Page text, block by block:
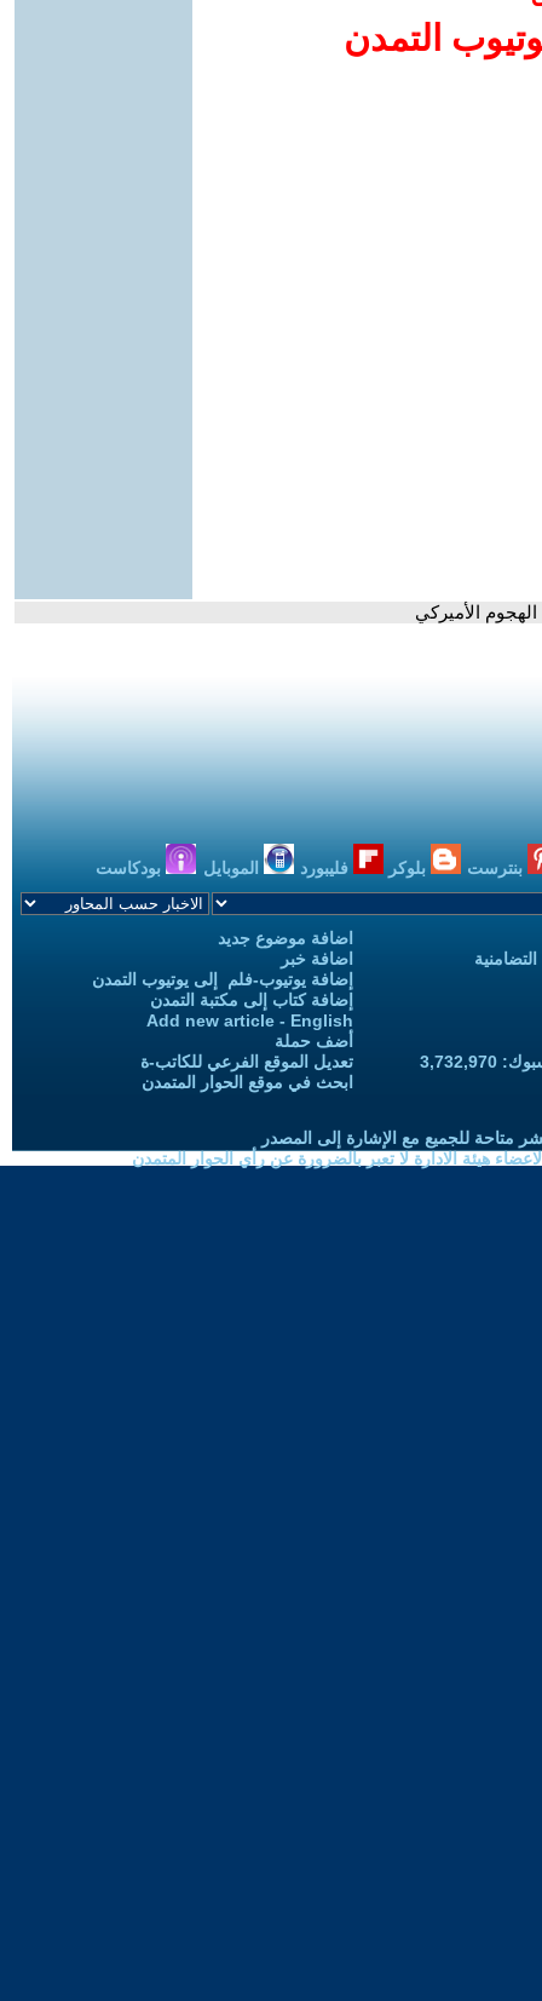
التمدن
الأميركي
بنترست بلوكر فليبورد الموبايل بودكاست
اضافة موضوع جديد
اضافة خبر
إضافة يوتيوب-فلم إلى يوتيوب التمدن
إضافة كتاب إلى مكتبة التمدن
Add new article - English
أضف حملة
تعديل الموقع الفرعي للكاتب-ة
ابحث في موقع الحوار المتمدن
متاحة للجميع مع الإشارة إلى المصدر
هيئة الادارة لا تعبر بالضرورة عن رأي الحوار المتمدن